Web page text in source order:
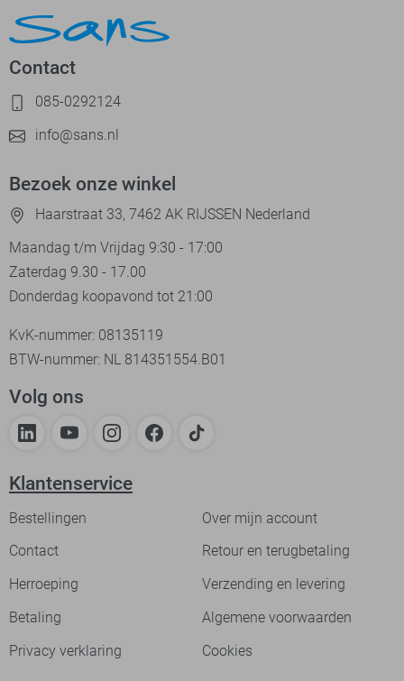
Contact
085-0292124
info@sans.nl
Bezoek onze winkel
Haarstraat 33, 7462 AK RIJSSEN Nederland
Maandag t/m Vrijdag 9:30 - 17:00
Zaterdag 9.30 - 17.00
Donderdag koopavond tot 21:00
KvK-nummer: 08135119
BTW-nummer: NL 814351554.B01
Volg ons
Klantenservice
Bestellingen
Over mijn account
Contact
Retour en terugbetaling
Herroeping
Verzending en levering
Betaling
Algemene voorwaarden
Privacy verklaring
Cookies